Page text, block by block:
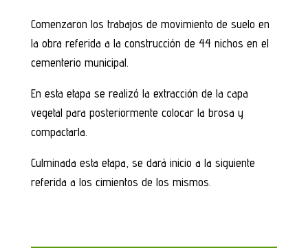
Comenzaron los trabajos de movimiento de suelo en
la obra referida a la construcción de 44 nichos en el
cementerio municipal.
En esta etapa se realizó la extracción de la capa
vegetal para posteriormente colocar la brosa y
compactarla.
Culminada esta etapa, se dará inicio a la siguiente
referida a los cimientos de los mismos.